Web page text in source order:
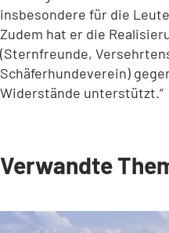
insbesondere für die
Zudem hat er die
(Sternfreunde,
Schäferhundeverein)
Widerstände unterstützt.“
Verwandte